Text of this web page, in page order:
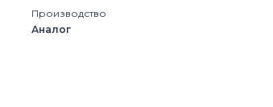
Satellite L Series
Производство
Аналог